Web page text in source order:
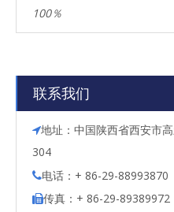
100％
联系我们
地址：中国陕西省西安市
304
电话：+ 86-29-88993870
传真：+ 86-29-89389972